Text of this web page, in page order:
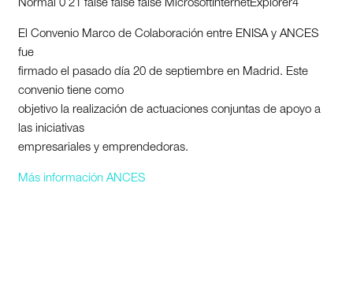
Normal 0 21 false false false MicrosoftInternetExplorer4
El Convenio Marco de Colaboración entre ENISA y ANCES
fue
firmado el pasado día 20 de septiembre en Madrid. Este
convenio tiene como
objetivo la realización de actuaciones conjuntas de apoyo a
las iniciativas
empresariales y emprendedoras.
Más información ANCES